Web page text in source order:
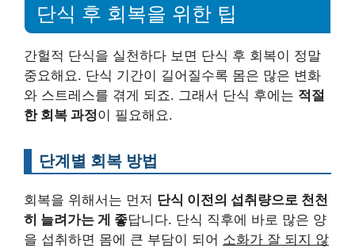
단식 후 회복을 위한 팁
간헐적 단식을 실천하다 보면 단식 후 회복이 정말
중요해요. 단식 기간이 길어질수록 몸은 많은 변화
와 스트레스를 겪게 되죠. 그래서 단식 후에는 적절
한 회복 과정이 필요해요.
단계별 회복 방법
회복을 위해서는 먼저 단식 이전의 섭취량으로 천천
히 늘려가는 게 좋답니다. 단식 직후에 바로 많은 양
을 섭취하면 몸에 큰 부담이 되어 소화가 잘 되지 않